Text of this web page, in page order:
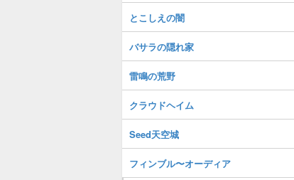
とこしえの闇
バサラの隠れ家
雷鳴の荒野
クラウドヘイム
Seed天空城
フィンブル〜オーディア